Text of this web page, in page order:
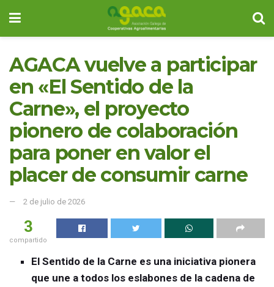
AGACA vuelve a participar
en «El Sentido de la
Carne», el proyecto
pionero de colaboración
para poner en valor el
placer de consumir carne
2 de julio de 2026
3
compartido
El Sentido de la Carne es una iniciativa pionera
que une a todos los eslabones de la cadena de